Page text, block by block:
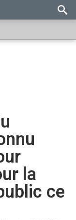
la
ce